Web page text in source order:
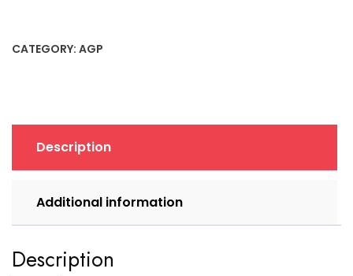
AGP
MX400,
64MB,
quantity
CATEGORY: AGP
Description
Additional information
Description